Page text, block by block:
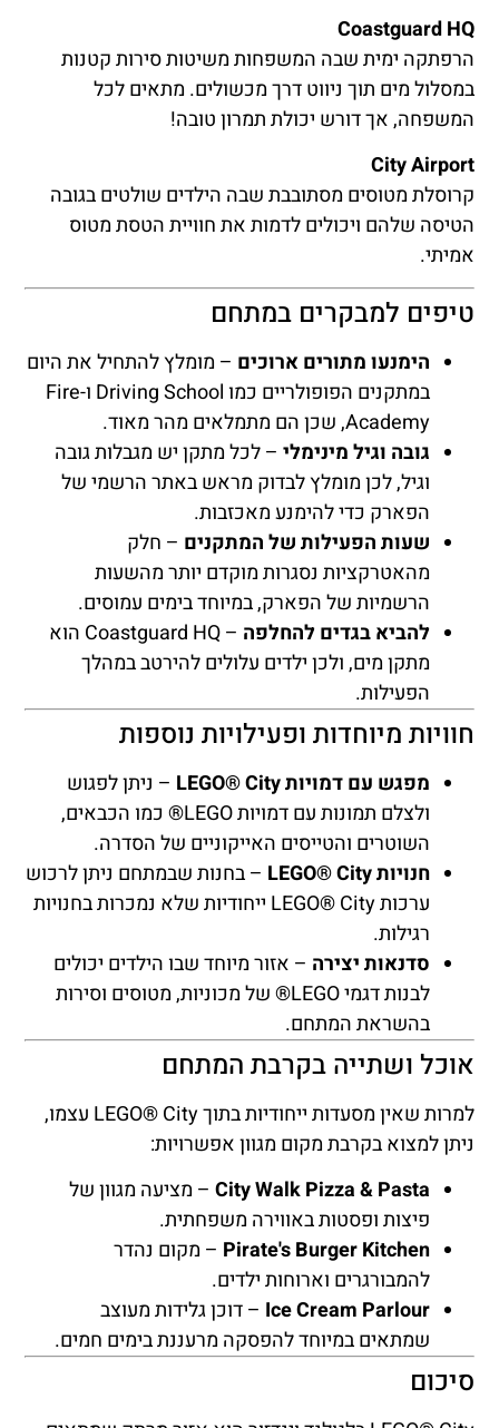
Coastguard HQ
הרפתקה ימית שבה המשפחות משיטות סירות קטנות
במסלול מים תוך ניווט דרך מכשולים. מתאים לכל
המשפחה, אך דורש יכולת תמרון טובה!
City Airport
קרוסלת מטוסים מסתובבת שבה הילדים שולטים בגובה
הטיסה שלהם ויכולים לדמות את חוויית הטסת מטוס
אמיתי.
טיפים למבקרים במתחם
הימנעו מתורים ארוכים – מומלץ להתחיל את היום
במתקנים הפופולריים כמו Driving School ו-Fire
Academy, שכן הם מתמלאים מהר מאוד.
גובה וגיל מינימלי – לכל מתקן יש מגבלות גובה
וגיל, לכן מומלץ לבדוק מראש באתר הרשמי של
הפארק כדי להימנע מאכזבות.
שעות הפעילות של המתקנים – חלק
מהאטרקציות נסגרות מוקדם יותר מהשעות
הרשמיות של הפארק, במיוחד בימים עמוסים.
להביא בגדים להחלפה
– Coastguard HQ הוא
מתקן מים, ולכן ילדים עלולים להירטב במהלך
הפעילות.
חוויות מיוחדות ופעילויות נוספות
מפגש עם דמויות LEGO® City
– ניתן לפגוש
ולצלם תמונות עם דמויות LEGO® כמו הכבאים,
השוטרים והטייסים האייקוניים של הסדרה.
חנויות LEGO® City
– בחנות שבמתחם ניתן לרכוש
ערכות LEGO® City ייחודיות שלא נמכרות בחנויות
רגילות.
סדנאות יצירה – אזור מיוחד שבו הילדים יכולים
לבנות דגמי LEGO® של מכוניות, מטוסים וסירות
בהשראת המתחם.
אוכל ושתייה בקרבת המתחם
למרות שאין מסעדות ייחודיות בתוך LEGO® City עצמו,
ניתן למצוא בקרבת מקום מגוון אפשרויות:
City Walk Pizza & Pasta – מציעה מגוון של
פיצות ופסטות באווירה משפחתית.
Pirate's Burger Kitchen – מקום נהדר
להמבורגרים וארוחות ילדים.
Ice Cream Parlour – דוכן גלידות מעוצב
שמתאים במיוחד להפסקה מרעננת בימים חמים.
סיכום